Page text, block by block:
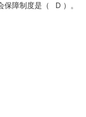
保障制度是（ D ）。